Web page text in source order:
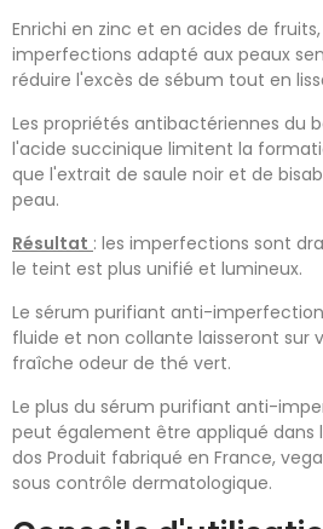
Enrichi en zinc et en acides de
imperfections adapté aux peaux
réduire l'excès de sébum tout en
Les propriétés antibactériennes du
l'acide succinique limitent la
que l'extrait de saule noir et de
peau.
Résultat : les imperfections sont
le teint est plus unifié et lumineux.
Le sérum purifiant anti-
fluide et non collante laisseront sur
fraîche odeur de thé vert.
Le plus du sérum purifiant anti-
peut également être appliqué dans
dos Produit fabriqué en France,
sous contrôle dermatologique.